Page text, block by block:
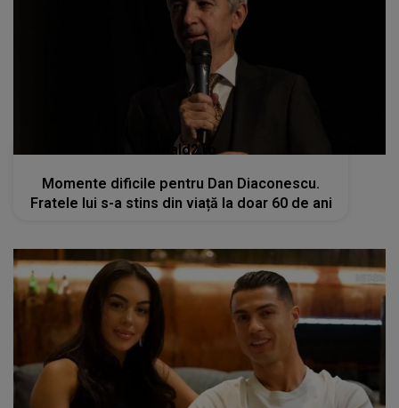
kanald2.ro
Momente dificile pentru Dan Diaconescu.
Fratele lui s-a stins din viață la doar 60 de ani